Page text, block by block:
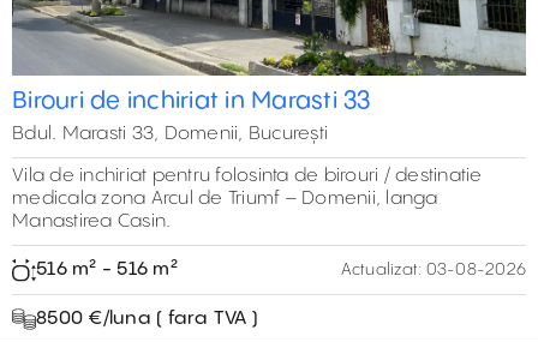
Birouri de inchiriat in Marasti 33
Bdul. Marasti 33, Domenii, București
Vila de inchiriat pentru folosinta de birouri / destinatie
medicala zona Arcul de Triumf – Domenii, langa
Manastirea Casin.
516 m² - 516 m² Actualizat: 03-08-2026
8500 €/luna ( fara TVA )